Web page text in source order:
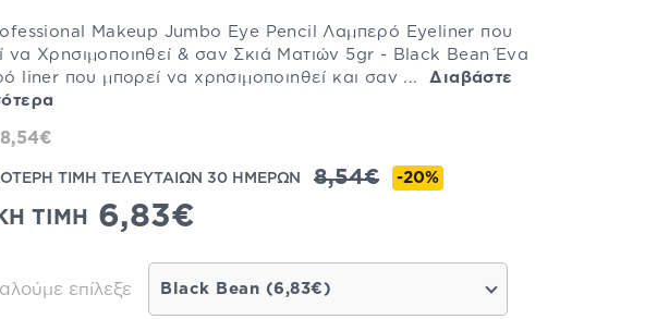
Makeup Jumbo Eye Pencil Λαμπερό Eyeliner που
να Χρησιμοποιηθεί & σαν Σκιά Ματιών 5gr - Black Bean Ένα
liner που μπορεί να χρησιμοποιηθεί και σαν ...Διαβάστε
8,54€
ΤΙΜΗ ΤΕΛΕΥΤΑΙΩΝ 30 ΗΜΕΡΩΝ 8,54€ -20%
ΤΙΜΗ 6,83€
επίλεξε Black Bean (6,83€)